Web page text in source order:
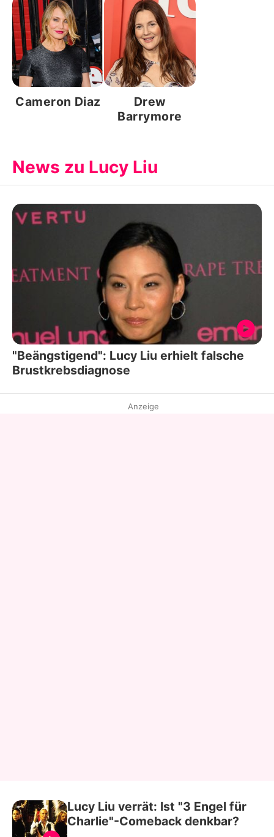
Cameron Diaz
Drew
Barrymore
News zu Lucy Liu
"Beängstigend": Lucy Liu erhielt falsche
Brustkrebsdiagnose
Anzeige
Lucy Liu verrät: Ist "3 Engel für
Charlie"-Comeback denkbar?